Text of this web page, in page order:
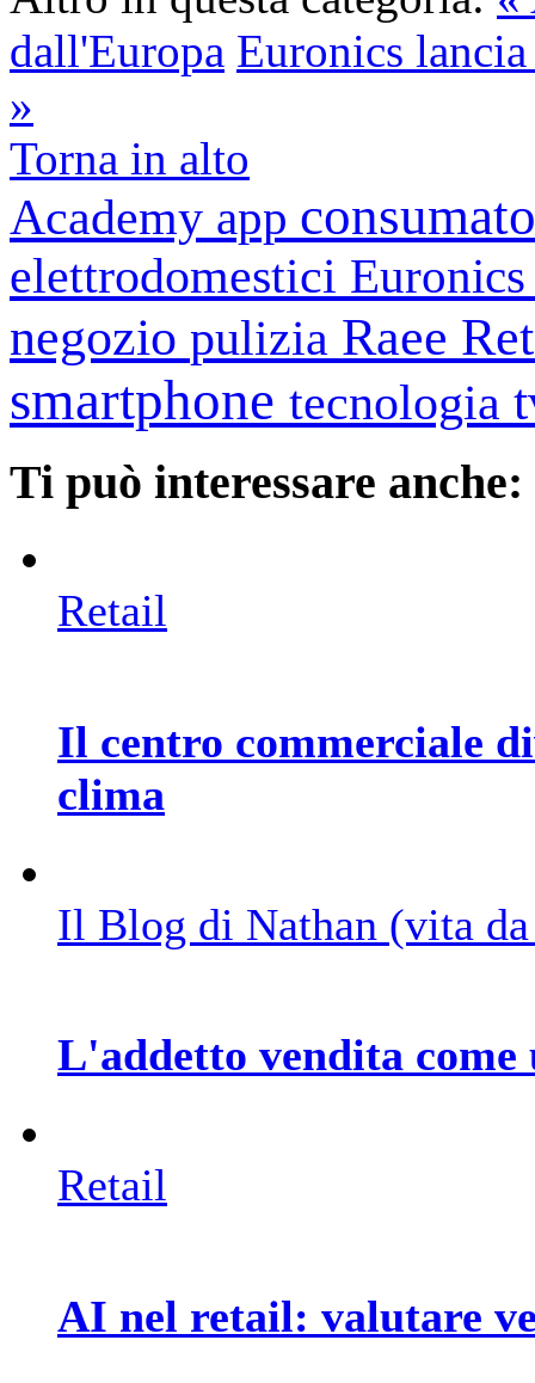
dall'Europa Euronics
»
Torna in alto
Academy app
elettrodomestici
negozio pulizia Raee
smartphone tecnologia
Ti può interessare anche:
Retail
Il centro commerciale
clima
Il Blog di Nathan (vita
L'addetto vendita come
Retail
AI nel retail: valutare